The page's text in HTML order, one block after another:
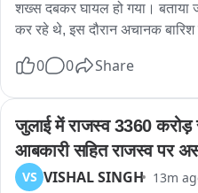
शख्स दबकर घायल हो गया। बताया
कर रहे थे, इस दौरान अचानक
गया। आवाज सुनकर परिवार और
मदद से उसे अस्पताल पहुंचाया जहां
की सूचना पर मौके पर पहुंची पुलिस
अस्पताल पहुंचकर घायल का हाल-
की जानकारी ली है।
0 0 Share
जुलाई में राजस्व 3360
आबकारी सहित राजस्व पर
VS VISHAL SINGH 13m